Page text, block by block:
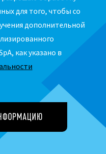
для того, чтобы со
дополнительной
как указано в